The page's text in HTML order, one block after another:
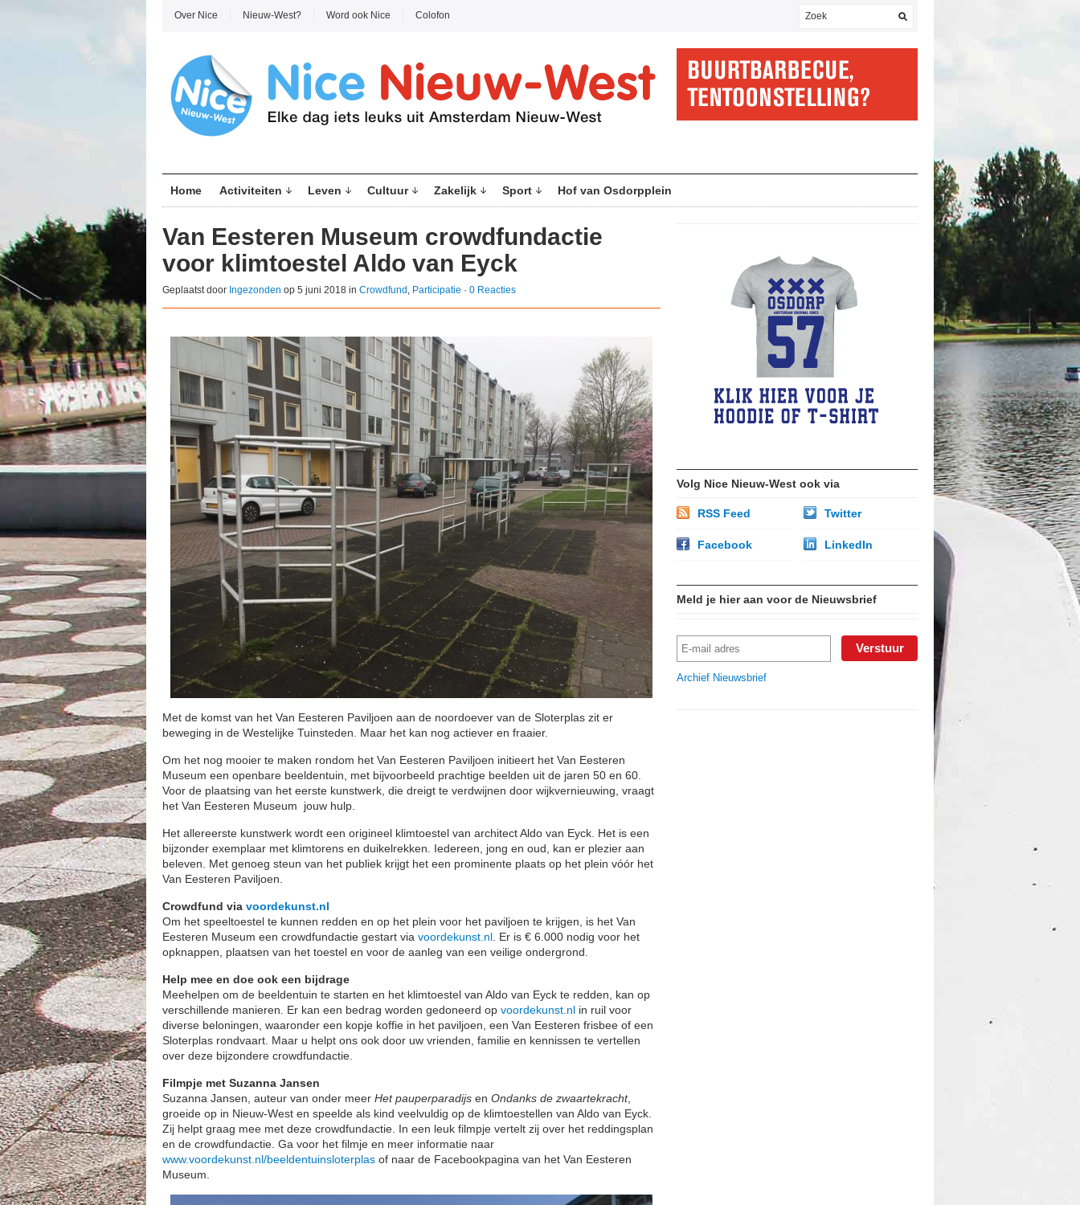
Over Nice Nieuw-West? Word ook Nice Colofon
Home Activiteiten Leven Cultuur Zakelijk Sport Hof van Osdorpplein
Van Eesteren Museum crowdfundactie
voor klimtoestel Aldo van Eyck
Geplaatst door Ingezonden op 5 juni 2018 in Crowdfund , Participatie · 0 Reacties
Met de komst van het Van Eesteren Paviljoen aan de noordoever van de Sloterplas zit er
beweging in de Westelijke Tuinsteden. Maar het kan nog actiever en fraaier.
Om het nog mooier te maken rondom het Van Eesteren Paviljoen initieert het Van Eesteren
Museum een openbare beeldentuin, met bijvoorbeeld prachtige beelden uit de jaren 50 en 60.
Voor de plaatsing van het eerste kunstwerk, die dreigt te verdwijnen door wijkvernieuwing, vraagt
het Van Eesteren Museum jouw hulp.
Het allereerste kunstwerk wordt een origineel klimtoestel van architect Aldo van Eyck. Het is een
bijzonder exemplaar met klimtorens en duikelrekken. Iedereen, jong en oud, kan er plezier aan
beleven. Met genoeg steun van het publiek krijgt het een prominente plaats op het plein vóór het
Van Eesteren Paviljoen.
Crowdfund via voordekunst.nl
Om het speeltoestel te kunnen redden en op het plein voor het paviljoen te krijgen, is het Van
Eesteren Museum een crowdfundactie gestart via voordekunst.nl . Er is € 6.000 nodig voor het
opknappen, plaatsen van het toestel en voor de aanleg van een veilige ondergrond.
Help mee en doe ook een bijdrage
Meehelpen om de beeldentuin te starten en het klimtoestel van Aldo van Eyck te redden, kan op
verschillende manieren. Er kan een bedrag worden gedoneerd op voordekunst.nl in ruil voor
diverse beloningen, waaronder een kopje koffie in het paviljoen, een Van Eesteren frisbee of een
Sloterplas rondvaart. Maar u helpt ons ook door uw vrienden, familie en kennissen te vertellen
over deze bijzondere crowdfundactie.
Filmpje met Suzanna Jansen
Suzanna Jansen, auteur van onder meer Het pauperparadijs en Ondanks de zwaartekracht,
groeide op in Nieuw-West en speelde als kind veelvuldig op de klimtoestellen van Aldo van Eyck.
Zij helpt graag mee met deze crowdfundactie. In een leuk filmpje vertelt zij over het reddingsplan
en de crowdfundactie. Ga voor het filmje en meer informatie naar
www.voordekunst.nl/beeldentuinsloterplas of naar de Facebookpagina van het Van Eesteren
Museum.
Volg Nice Nieuw-West ook via
RSS Feed Twitter
Facebook LinkedIn
Meld je hier aan voor de Nieuwsbrief
Archief Nieuwsbrief